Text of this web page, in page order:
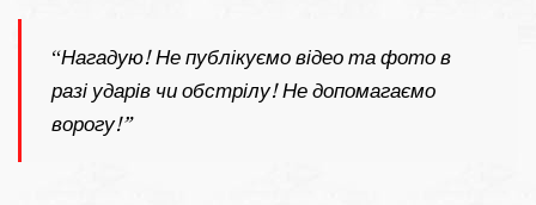
“Нагадую! Не публікуємо відео та фото в
разі ударів чи обстрілу! Не допомагаємо
ворогу!”